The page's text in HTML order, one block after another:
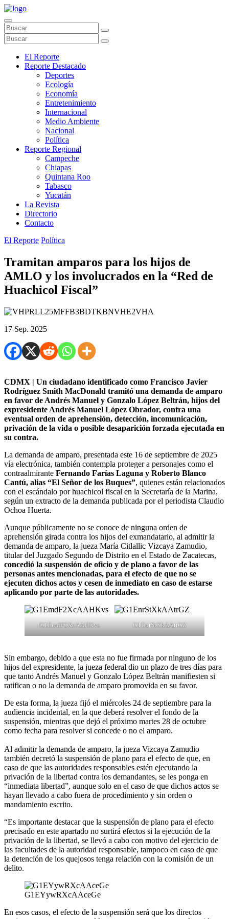
El Reporte
Reporte Destacado
Deportes
Ecología
Economía
Entretenimiento
Internacional
Medio Ambiente
Nacional
Política
Reporte Regional
Campeche
Chiapas
Quintana Roo
Tabasco
Yucatán
La Revista
Directorio
Contacto
El Reporte Política
Tramitan amparos para los hijos de
AMLO y los involucrados en la “Red de
Huachicol Fiscal”
17 Sep. 2025
CDMX | Un ciudadano identificado como Francisco Javier
Rodríguez Smith MacDonald tramitó una demanda de amparo
en favor de Andrés Manuel y Gonzalo López Beltrán, hijos del
expresidente Andrés Manuel López Obrador, contra una
eventual orden de aprehensión, detección, incomunicación,
privación de la vida o posible desaparición forzada ejecutada en
su contra.
La demanda de amparo, presentada este 16 de septiembre de 2025
vía electrónica, también contempla proteger a personajes como el
contraalmirante Fernando Farías Laguna y Roberto Blanco
Cantú, alias “El Señor de los Buques”, quienes están relacionados
con el escándalo por huachicol fiscal en la Secretaría de la Marina,
según un extracto de la demanda publicada por el periodista Claudio
Ochoa Huerta.
Aunque públicamente no se conoce de ninguna orden de
aprehensión girada contra los hijos del exmandatario, al admitir la
demanda de amparo, la jueza María Citlallic Vizcaya Zamudio,
titular del Juzgado Segundo de Distrito en el Estado de Zacatecas,
concedió la suspensión de oficio y de plano a favor de las
personas antes mencionadas, para el efecto de que no se
ejecuten dichos actos y cesen de inmediato en caso de estarse
aplicando por parte de las autoridades.
G1EmdF2XcAAHKvs G1EnrStXkAAtrGZ
Sin embargo, debido a que esta no fue firmada por ninguno de los
hijos del expresidente, la jueza federal dio un plazo de tres días para
que tanto Andrés Manuel y Gonzalo López Beltrán manifiesten si
ratifican o no la demanda de amparo promovida en su favor.
De esta forma, la jueza fijó el miércoles 24 de septiembre para la
audiencia incidental, en la que deberá resolver el fondo de la
suspensión, mientras que dejó el próximo martes 28 de octubre
como fecha para resolver si concede o no el amparo.
Al admitir la demanda de amparo, la jueza Vizcaya Zamudio
también decretó la suspensión de plano para el efecto de que, en
caso de que las autoridades responsables estén ejecutando la
privación de la libertad contra los demandantes, se les ponga en
“inmediata libertad”, aunque solo en el caso de que dichos actos se
hayan llevado a cabo fuera de procedimiento y sin orden o
mandamiento escrito.
“Es importante destacar que la suspensión de plano para el efecto
precisado en este apartado no surtirá efectos si la ejecución de la
privación de la libertad, se llevó a cabo con motivo del ejercicio de
las facultades de la autoridad responsable, tampoco en caso de que
la detención de los quejosos tenga relación con la comisión de un
delito.
G1EYywRXcAAceGe
En esos casos, el efecto de la suspensión será que los directos